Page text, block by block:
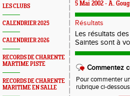
LES CLUBS
CALENDRIER 2025
CALENDRIER 2026
RECORDS DE CHARENTE
MARTIME PISTE
RECORDS DE CHARENTE
MARITIME EN SALLE
5 Mai 2002 - A.
Résultats
Les résultats
Saintes sont à
Commentez
Pour commenter
rubrique ci-